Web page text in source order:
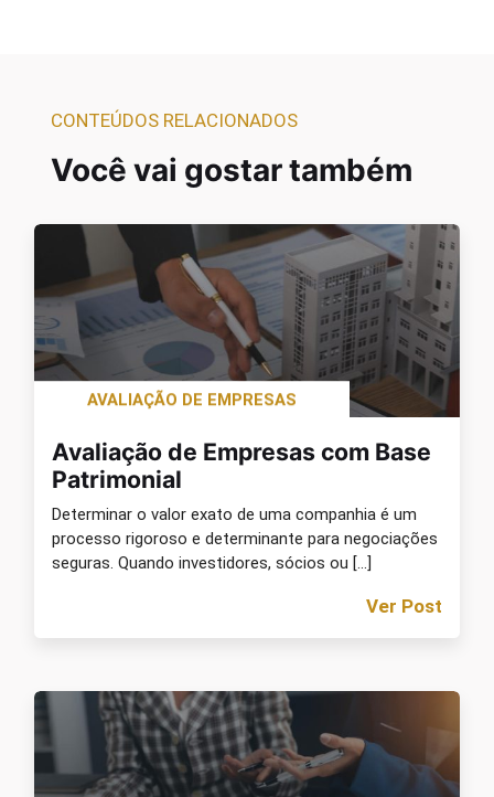
CONTEÚDOS RELACIONADOS
Você vai gostar também
AVALIAÇÃO DE EMPRESAS
Avaliação de Empresas com Base
Patrimonial
Determinar o valor exato de uma companhia é um
processo rigoroso e determinante para negociações
seguras. Quando investidores, sócios ou […]
Ver Post